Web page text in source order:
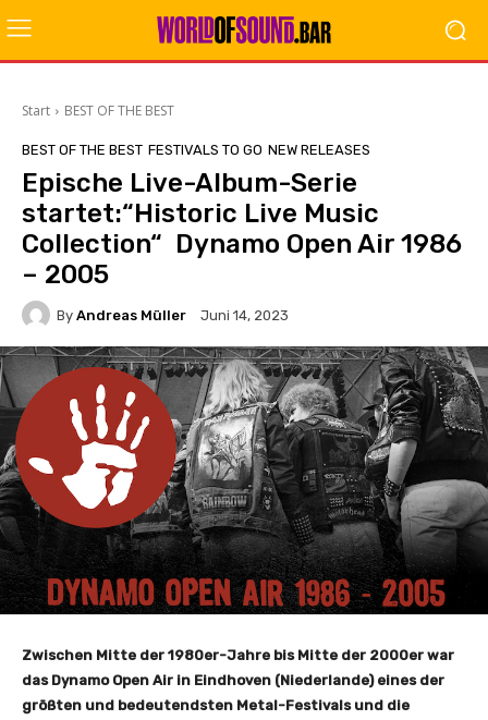
Start BEST OF THE BEST
BEST OF THE BEST FESTIVALS TO GO NEW RELEASES
Epische Live-Album-Serie
startet:“Historic Live Music
Collection“ Dynamo Open Air 1986
– 2005
By Andreas Müller Juni 14, 2023
Zwischen Mitte der 1980er-Jahre bis Mitte der 2000er war
das Dynamo Open Air in Eindhoven (Niederlande) eines der
größten und bedeutendsten Metal-Festivals und die